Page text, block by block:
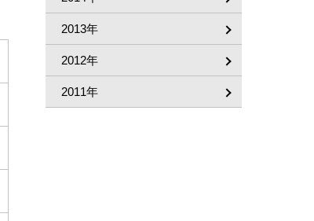
2013年
2012年
2011年